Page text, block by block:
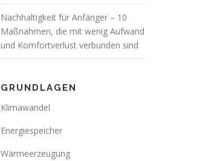
Nachhaltigkeit für Anfänger – 10
Maßnahmen, die mit wenig Aufwand
und Komfortverlust verbunden sind
GRUNDLAGEN
Klimawandel
Energiespeicher
Wärmeerzeugung